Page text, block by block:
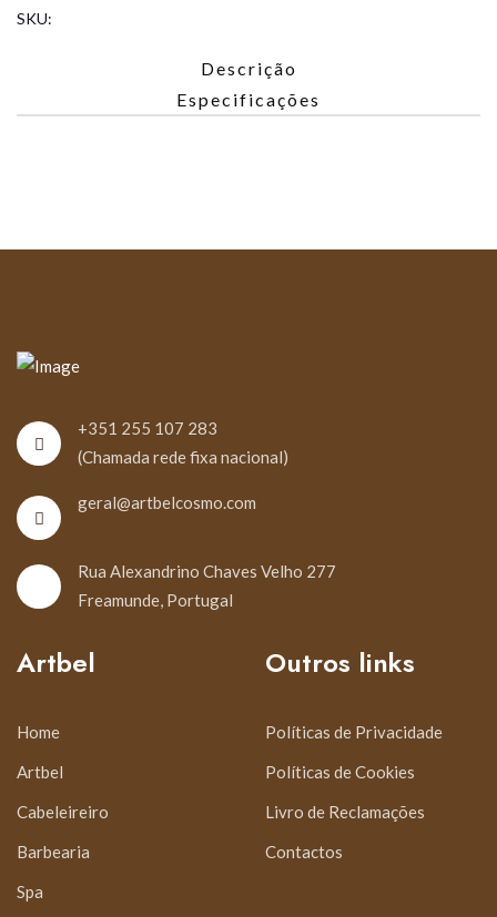
SKU:
Descrição
Especificações
+351 255 107 283
(Chamada rede fixa nacional)
geral@artbelcosmo.com
Rua Alexandrino Chaves Velho 277
Freamunde, Portugal
Artbel
Home
Artbel
Cabeleireiro
Barbearia
Spa
Outros links
Políticas de Privacidade
Políticas de Cookies
Livro de Reclamações
Contactos